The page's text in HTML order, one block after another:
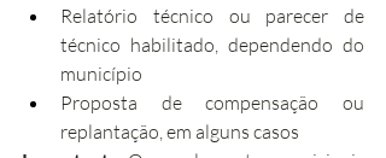
Relatório técnico ou parecer de
técnico habilitado, dependendo do
município
Proposta de compensação ou
replantação, em alguns casos